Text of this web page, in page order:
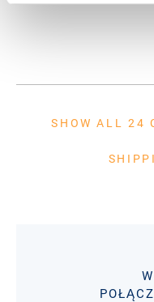
SHOW ALL 24